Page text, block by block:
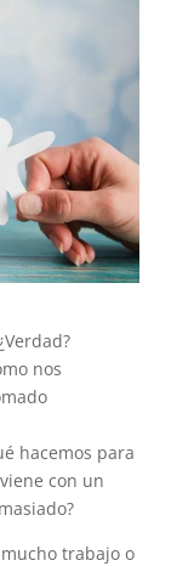
nos
hacemos para
con un
trabajo o